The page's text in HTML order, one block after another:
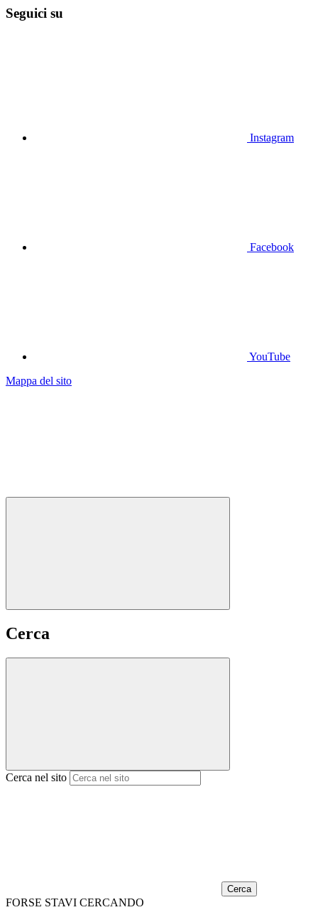
Seguici su
Instagram
Facebook
YouTube
Mappa del sito
Cerca
Cerca nel sito
Cerca
FORSE STAVI CERCANDO